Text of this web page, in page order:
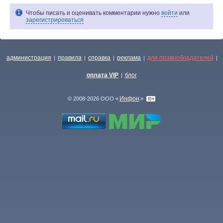
Чтобы писать и оценивать комментарии нужно войти или
зарегистрироваться
администрация | правила | справка | реклама | для правообладателей |
оплата VIP | блог
© 2008-2026 ООО « Инфон »